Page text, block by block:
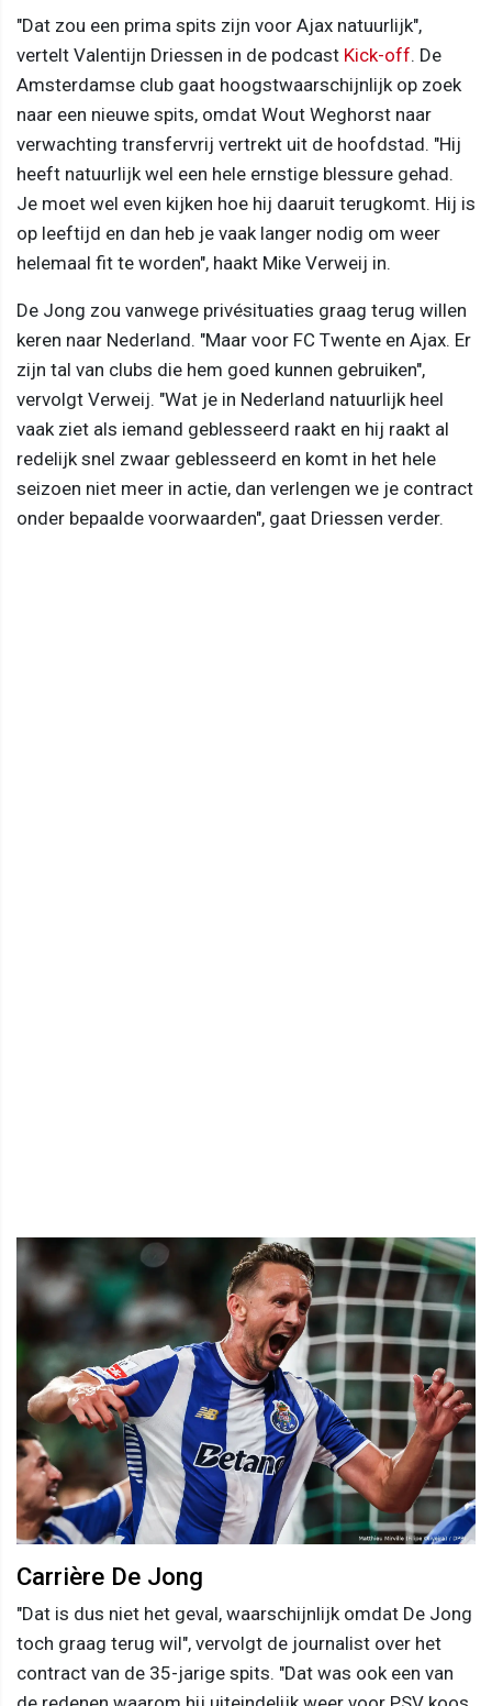
"Dat zou een prima spits zijn voor Ajax natuurlijk",
vertelt Valentijn Driessen in de podcast Kick-off. De
Amsterdamse club gaat hoogstwaarschijnlijk op zoek
naar een nieuwe spits, omdat Wout Weghorst naar
verwachting transfervrij vertrekt uit de hoofdstad. "Hij
heeft natuurlijk wel een hele ernstige blessure gehad.
Je moet wel even kijken hoe hij daaruit terugkomt. Hij is
op leeftijd en dan heb je vaak langer nodig om weer
helemaal fit te worden", haakt Mike Verweij in.
De Jong zou vanwege privésituaties graag terug willen
keren naar Nederland. "Maar voor FC Twente en Ajax. Er
zijn tal van clubs die hem goed kunnen gebruiken",
vervolgt Verweij. "Wat je in Nederland natuurlijk heel
vaak ziet als iemand geblesseerd raakt en hij raakt al
redelijk snel zwaar geblesseerd en komt in het hele
seizoen niet meer in actie, dan verlengen we je contract
onder bepaalde voorwaarden", gaat Driessen verder.
Carrière De Jong
"Dat is dus niet het geval, waarschijnlijk omdat De Jong
toch graag terug wil", vervolgt de journalist over het
contract van de 35-jarige spits. "Dat was ook een van